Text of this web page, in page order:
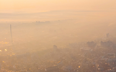
新能源汽车
高端装备
现代消费
现代服务业